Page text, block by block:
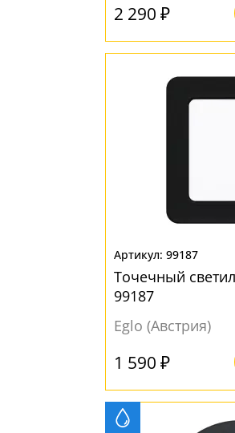
2 290 ₽
99187
Точечный
99187
Eglo (Австрия)
1 590 ₽